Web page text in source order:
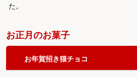
た。
お正月のお菓子
お年賀招き猫チョコ